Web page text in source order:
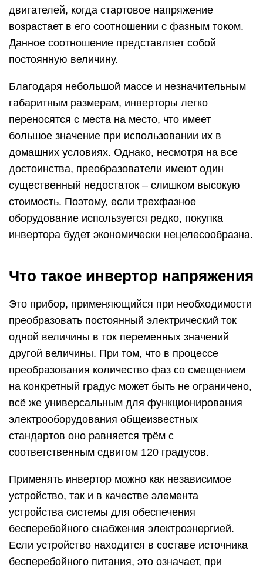
двигателей, когда стартовое напряжение
возрастает в его соотношении с фазным током.
Данное соотношение представляет собой
постоянную величину.
Благодаря небольшой массе и незначительным
габаритным размерам, инверторы легко
переносятся с места на место, что имеет
большое значение при использовании их в
домашних условиях. Однако, несмотря на все
достоинства, преобразователи имеют один
существенный недостаток – слишком высокую
стоимость. Поэтому, если трехфазное
оборудование используется редко, покупка
инвертора будет экономически нецелесообразна.
Что такое инвертор напряжения
Это прибор, применяющийся при необходимости
преобразовать постоянный электрический ток
одной величины в ток переменных значений
другой величины. При том, что в процессе
преобразования количество фаз со смещением
на конкретный градус может быть не ограничено,
всё же универсальным для функционирования
электрооборудования общеизвестных
стандартов оно равняется трём с
соответственным сдвигом 120 градусов.
Применять инвертор можно как независимое
устройство, так и в качестве элемента
устройства системы для обеспечения
бесперебойного снабжения электроэнергией.
Если устройство находится в составе источника
бесперебойного питания, это означает, при